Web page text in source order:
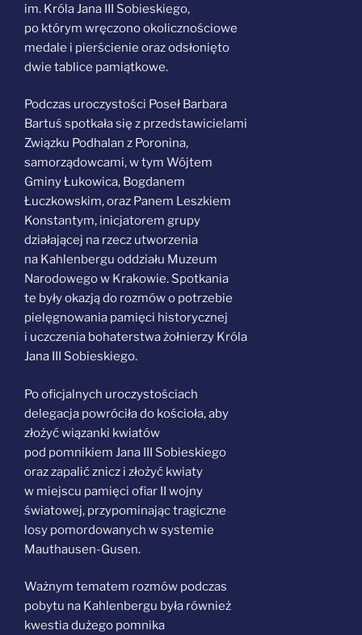
im. Króla Jana III Sobieskiego,
po którym wręczono okolicznościowe
medale i pierścienie oraz odsłonięto
dwie tablice pamiątkowe.
Podczas uroczystości Poseł Barbara
Bartuś spotkała się z przedstawicielami
Związku Podhalan z Poronina,
samorządowcami, w tym Wójtem
Gminy Łukowica, Bogdanem
Łuczkowskim, oraz Panem Leszkiem
Konstantym, inicjatorem grupy
działającej na rzecz utworzenia
na Kahlenbergu oddziału Muzeum
Narodowego w Krakowie. Spotkania
te były okazją do rozmów o potrzebie
pielęgnowania pamięci historycznej
i uczczenia bohaterstwa żołnierzy Króla
Jana III Sobieskiego.
Po oficjalnych uroczystościach
delegacja powróciła do kościoła, aby
złożyć wiązanki kwiatów
pod pomnikiem Jana III Sobieskiego
oraz zapalić znicz i złożyć kwiaty
w miejscu pamięci ofiar II wojny
światowej, przypominając tragiczne
losy pomordowanych w systemie
Mauthausen-Gusen.
Ważnym tematem rozmów podczas
pobytu na Kahlenbergu była również
kwestia dużego pomnika